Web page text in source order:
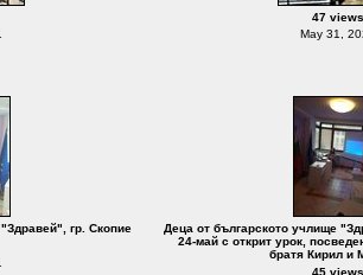
47 views
May 31,
гр. Скопие
Деца от българското учлище
24-май с открит урок,
братя Кирил и
45 views